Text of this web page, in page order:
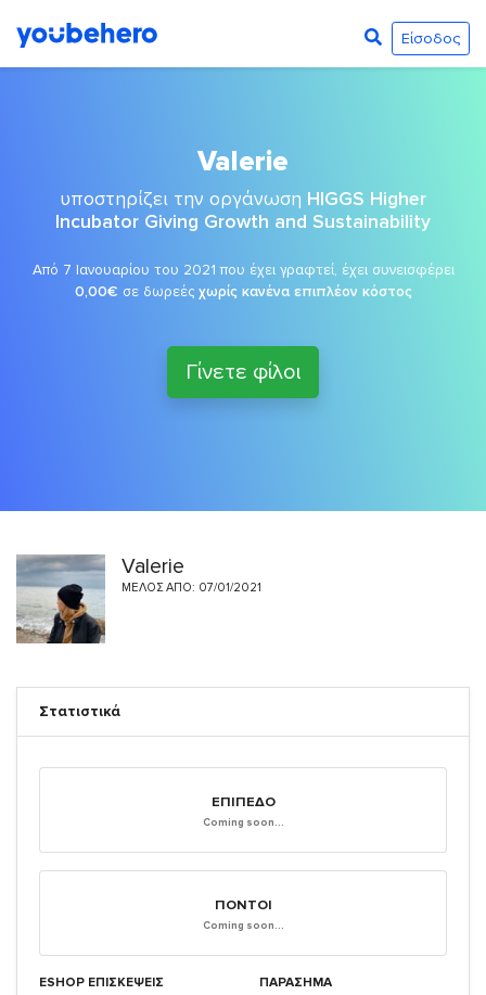
Είσοδος
Valerie
υποστηρίζει την οργάνωση HIGGS Higher
Incubator Giving Growth and Sustainability
Από 7 Ιανουαρίου του 2021 που έχει γραφτεί, έχει συνεισφέρει
0,00€ σε δωρεές χωρίς κανένα επιπλέον κόστος
Γίνετε φίλοι
Valerie
ΜΈΛΟΣ ΑΠΌ: 07/01/2021
Στατιστικά
ΕΠΊΠΕΔΟ
Coming soon...
ΠΌΝΤΟΙ
Coming soon...
ESHOP ΕΠΙΣΚΈΨΕΙΣ ΠΑΡΑΣΗΜΑ